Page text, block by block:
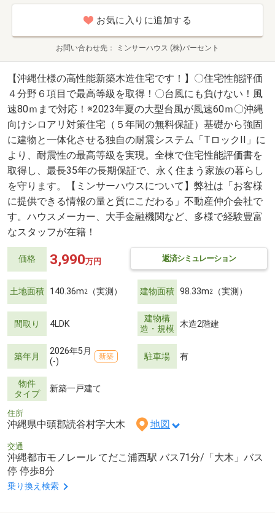
お気に入りに追加する
お問い合わせ先 ミンサーハウス (株)パーセント
【沖縄仕様の高性能新築木造住宅です！】〇住宅性能評価
４分野６項目で最高等級を取得！〇台風にも負けない！風
速80ｍまで対応！※2023年夏の大型台風が風速60ｍ〇沖縄
向けシロアリ対策住宅（５年間の無料保証）基礎から強固
に建物と一体化させる独自の耐震システム「TロックII」に
より、耐震性の最高等級を実現。全棟で住宅性能評価書を
取得し、最長35年の長期保証で、永く住まう家族の暮らし
を守ります。【ミンサーハウスについて】弊社は「お客様
に提供できる情報の量と質にこだわる」不動産仲介会社で
す。ハウスメーカー、大手金融機関など、多様で経験豊富
なスタッフが在籍！
価格 返済シミュレーション
3,990万円
土地面積 140.36m2 （実測） 建物面積 98.33m2 （実測）
間取り 4LDK
建物構
造・規模 木造2階建
築年月
2026年5月
(-)
新築 駐車場 有
物件
タイプ
新築一戸建て
住所
沖縄県中頭郡読谷村字大木 地図
交通
沖縄都市モノレール てだこ浦西駅 バス71分/「大木」バス
停 停歩8分
乗り換え検索